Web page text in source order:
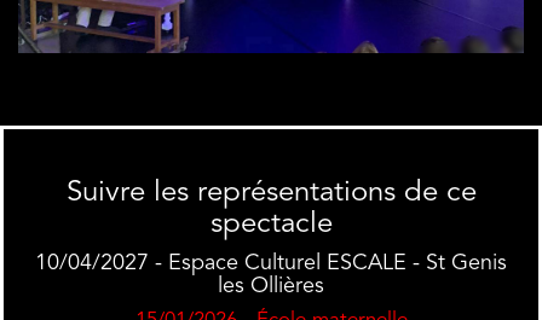
Suivre les représentations de ce
spectacle
10/04/2027 - Espace Culturel ESCALE - St Genis
les Ollières